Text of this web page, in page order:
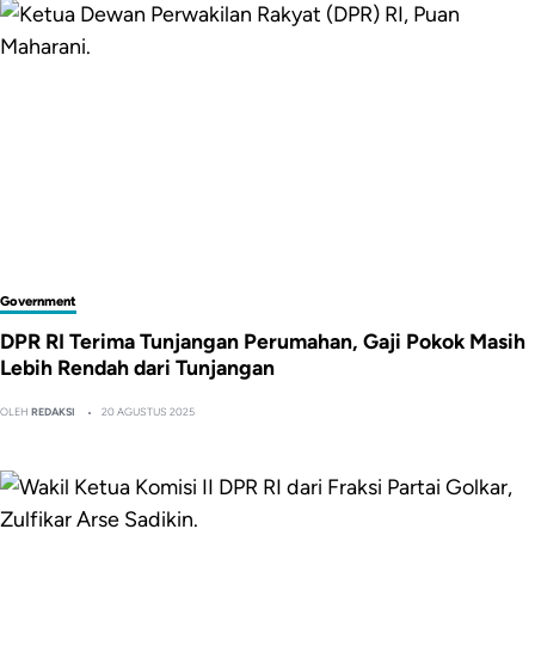
Government
DPR RI Terima Tunjangan Perumahan, Gaji Pokok Masih
Lebih Rendah dari Tunjangan
OLEHREDAKSI 20 AGUSTUS 2025